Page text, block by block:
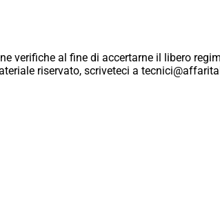
verifiche al fine di accertarne il libero
riservato, scriveteci a